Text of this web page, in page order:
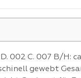
002 C. 007 B/H:
gewebt